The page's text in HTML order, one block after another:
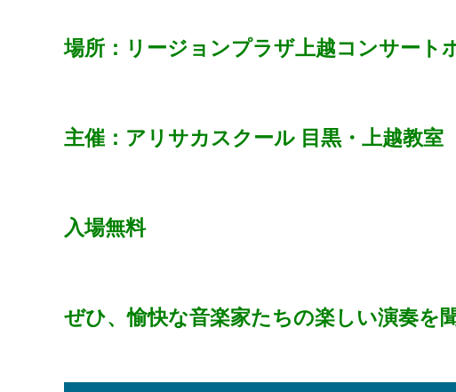
場所：リージョンプラザ上越コンサート
主催：アリサカスクール 目黒・上越教室
入場無料
ぜひ、愉快な音楽家たちの楽しい演奏を